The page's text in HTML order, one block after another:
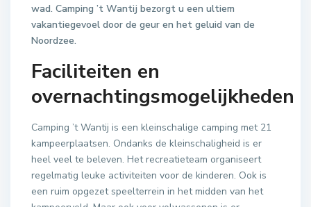
wad. Camping ’t Wantij bezorgt u een ultiem
vakantiegevoel door de geur en het geluid van de
Noordzee.
Faciliteiten en
overnachtingsmogelijkheden
Camping ’t Wantij is een kleinschalige camping met 21
kampeerplaatsen. Ondanks de kleinschaligheid is er
heel veel te beleven. Het recreatieteam organiseert
regelmatig leuke activiteiten voor de kinderen. Ook is
een ruim opgezet speelterrein in het midden van het